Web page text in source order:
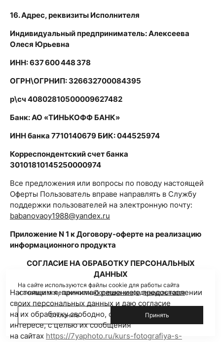
16. Адрес, реквизиты Исполнителя
Индивидуальный предприниматель: Алексеева
Олеся Юрьевна
ИНН: 637 600 448 378
ОГРН\ОГРНИП: 326632700084395
р\сч 40802810500009627482
Банк: АО «ТИНЬКОФФ БАНК»
ИНН банка 7710140679 БИК: 044525974
Корреспондентский счет банка
30101810145250000974
Все предложения или вопросы по поводу настоящей
Оферты Пользователь вправе направлять в Службу
поддержки пользователей на электронную почту:
babanovaoy1988@yandex.ru
Приложение N 1 к Договору-оферте на реализацию
информационного продукта
СОГЛАСИЕ НА ОБРАБОТКУ ПЕРСОНАЛЬНЫХ
ДАННЫХ
Настоящим я, принимаю решение о предоставлении
своих персональных данных и даю согласие
на их обработку свободно, своей волей и в своем
интересе, с целью их сообщения
на сайтах https://7yaphoto.ru/kurs-fotografiya-s-
На сайте используются файлы cookie для работы сайта
и анализа посещаемости.Политика конфиденциальности
Отклонить Принять